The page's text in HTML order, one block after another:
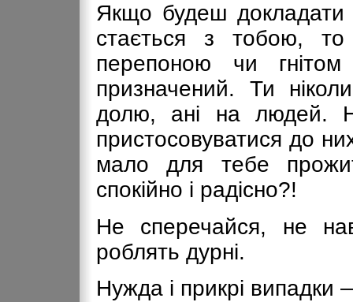
Якщо будеш докладати
стається з тобою,
перепоною чи
призначений. Ти
долю, ані на людей.
пристосовуватися до
мало для тебе
спокійно і радісно?!
Не сперечайся, не
роблять дурні.
Нужда і прикрі випадки